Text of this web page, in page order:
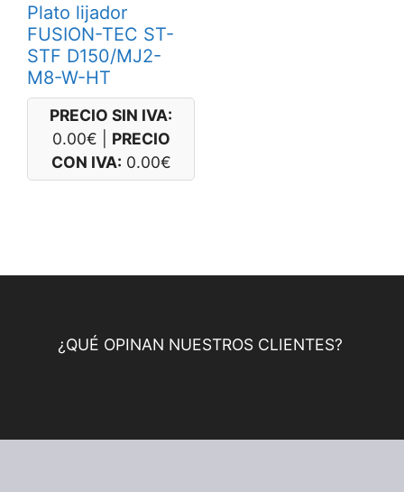
Plato lijador
FUSION-TEC ST-
STF D150/MJ2-
M8-W-HT
PRECIO SIN IVA:
0.00€
PRECIO
CON IVA: 0.00€
¿QUÉ OPINAN NUESTROS CLIENTES?